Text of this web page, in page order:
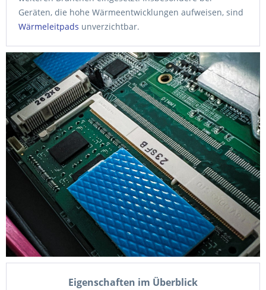
Geräten, die hohe Wärmeentwicklungen aufweisen, sind
Wärmeleitpads unverzichtbar.
Eigenschaften im Überblick